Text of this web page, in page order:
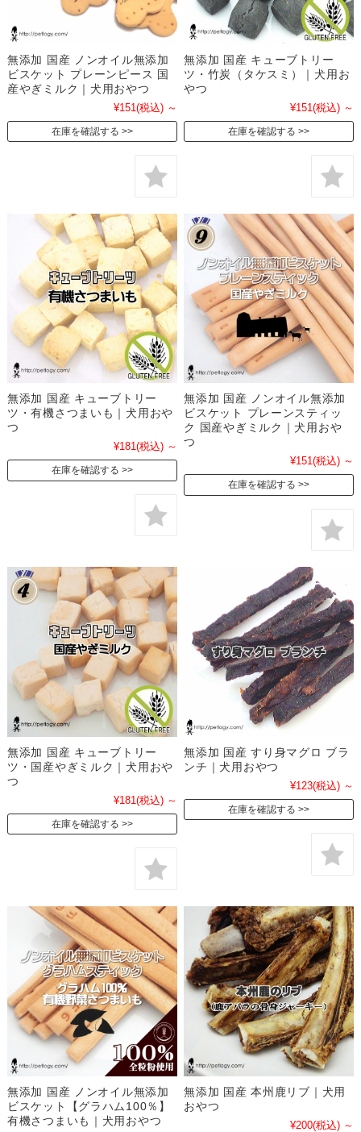
無添加 国産 ノンオイル無添加
ビスケット プレーンピース 国
産やぎミルク｜犬用おやつ
¥151 (税込) ～
在庫を確認する
無添加 国産 キューブトリー
ツ・竹炭（タケスミ）｜犬用お
やつ
¥151(税込) ～
在庫を確認する
無添加 国産 キューブトリー
ツ・有機さつまいも｜犬用おや
つ
¥181(税込) ～
在庫を確認する
無添加 国産 ノンオイル無添加
ビスケット プレーンスティッ
ク 国産やぎミルク｜犬用おや
つ
¥151(税込) ～
在庫を確認する
無添加 国産 キューブトリー
ツ・国産やぎミルク｜犬用おや
つ
¥181 (税込) ～
在庫を確認する
無添加 国産 すり身マグロ ブラ
ンチ｜犬用おやつ
¥123(税込) ～
在庫を確認する
無添加 国産 ノンオイル無添加
ビスケット【グラハム100％】
有機さつまいも｜犬用おやつ
無添加 国産 本州鹿リブ｜犬用
おやつ
¥200(税込) ～